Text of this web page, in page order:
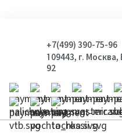
+7(499) 390-75-96
109443, г.
92